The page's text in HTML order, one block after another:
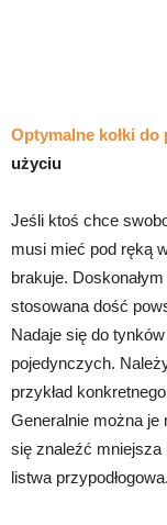
Optymalne kołki do
użyciu
Jeśli ktoś chce
musi mieć pod ręką
brakuje.
stosowana dość
Nadaje się do
pojedynczych.
przykład
Generalnie można je
się znaleźć mniejsza
listwa przypodłogowa.